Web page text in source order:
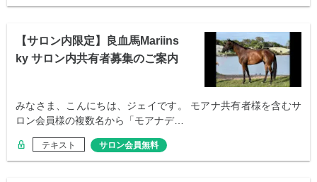
【サロン内限定】良血馬Mariins
ky サロン内共有者募集のご案内
みなさま、こんにちは、ジェイです。 モアナ共有者様を含むサ
ロン会員様の複数名から「モアナデ…
テキスト サロン会員無料